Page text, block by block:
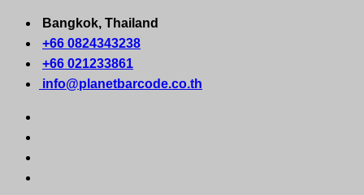
Skip
content
Bangkok, Thailand
+66 0824343238
+66 021233861
info@planetbarcode.co.th